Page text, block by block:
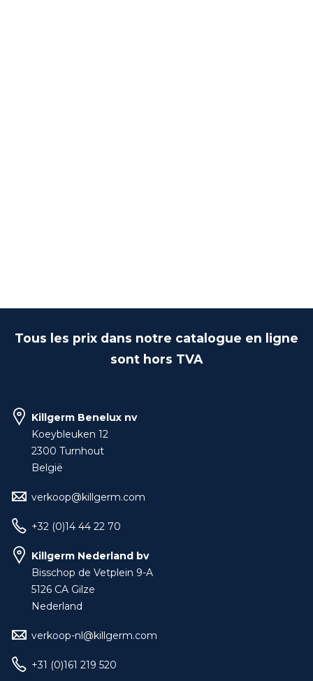
Tous les prix dans notre catalogue en ligne
sont hors TVA
Killgerm Benelux nv
Koeybleuken 12
2300 Turnhout
België
verkoop@killgerm.com
+32 (0)14 44 22 70
Killgerm Nederland bv
Bisschop de Vetplein 9-A
5126 CA Gilze
Nederland
verkoop-nl@killgerm.com
+31 (0)161 219 520